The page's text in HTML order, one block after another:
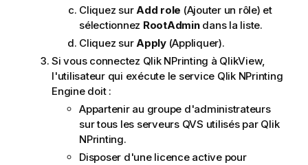
Cliquez surAdd role (Ajouter un rôle) et
sélectionnez RootAdmindans la liste.
Cliquez surApply(Appliquer).
Si vous connectez Qlik NPrinting à QlikView,
l'utilisateur qui exécute le service Qlik NPrinting
Enginedoit :
Appartenir au groupe d'administrateurs
sur tous les serveurs QVS utilisés par Qlik
NPrinting.
Disposer d'une licence active pour